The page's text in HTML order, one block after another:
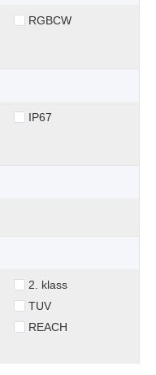
RGBCW
IP67
2. klass
TUV
REACH